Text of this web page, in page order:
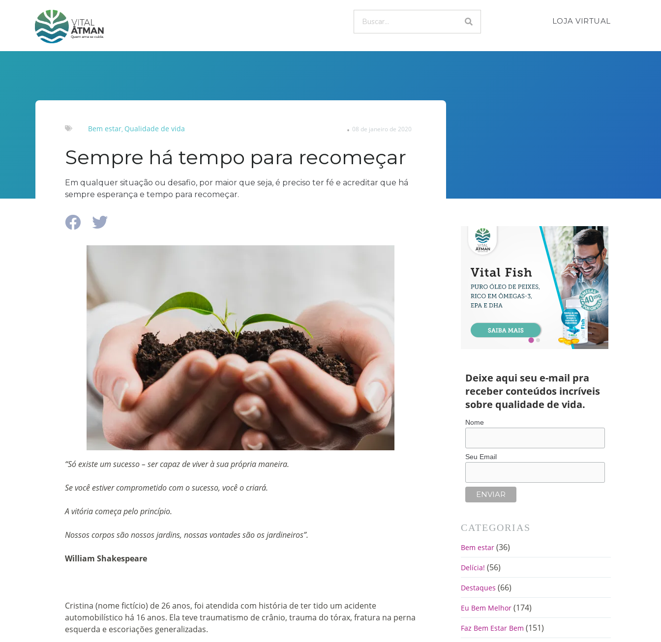
LOJA VIRTUAL
Bem estar, Qualidade de vida 08 de janeiro de 2020
Sempre há tempo para recomeçar
Em qualquer situação ou desafio, por maior que seja, é preciso ter fé e acreditar que há
sempre esperança e tempo para recomeçar.
“Só existe um sucesso – ser capaz de viver à sua própria maneira.
Se você estiver comprometido com o sucesso, você o criará.
A vitória começa pelo princípio.
Nossos corpos são nossos jardins, nossas vontades são os jardineiros”.
William Shakespeare
Cristina (nome fictício) de 26 anos, foi atendida com história de ter tido um acidente
automobilístico há 16 anos. Ela teve traumatismo de crânio, trauma do tórax, fratura na perna
esquerda e escoriações generalizadas.
Deixe aqui seu e-mail pra
receber conteúdos incríveis
sobre qualidade de vida.
Nome
Seu Email
CATEGORIAS
Bem estar(36)
Delícia! (56)
Destaques (66)
Eu Bem Melhor(174)
Faz Bem Estar Bem (151)